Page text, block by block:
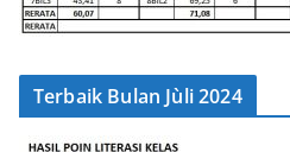
Terbaik Bulan Jùli 2024